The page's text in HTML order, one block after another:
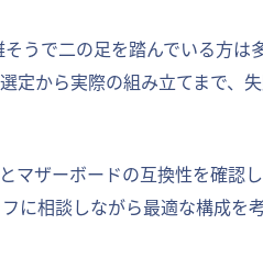
うで二の足を踏んでいる方
定から実際の組み立てまで、
マザーボードの互換性を確
に相談しながら最適な構成